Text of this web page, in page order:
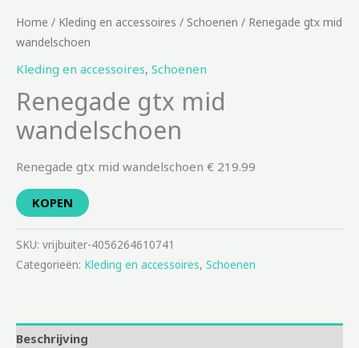
Home / Kleding en accessoires / Schoenen / Renegade gtx mid
wandelschoen
Kleding en accessoires, Schoenen
Renegade gtx mid
wandelschoen
Renegade gtx mid wandelschoen € 219.99
KOPEN
SKU: vrijbuiter-4056264610741
Categorieën: Kleding en accessoires, Schoenen
Beschrijving